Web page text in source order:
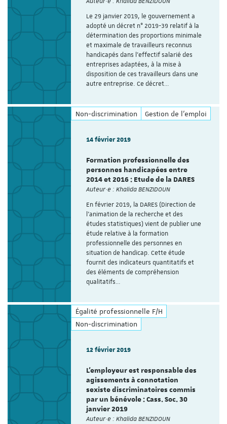
Le 29 janvier 2019, le gouvernement a
adopté un décret n° 2019-39 relatif à la
détermination des proportions minimale
et maximale de travailleurs reconnus
handicapés dans l’effectif salarié des
entreprises adaptées, à la mise à
disposition de ces travailleurs dans une
autre entreprise. Ce décret…
Non-discrimination Gestion de l'emploi
14 février 2019
Formation professionnelle des
personnes handicapées entre
2014 et 2016 : Etude de la DARES
Auteur·e : Khalida BENZIDOUN
En février 2019, la DARES (Direction de
l’animation de la recherche et des
études statistiques) vient de publier une
étude relative à la formation
professionnelle des personnes en
situation de handicap. Cette étude
fournit des indicateurs quantitatifs et
des éléments de compréhension
qualitatifs…
Égalité professionnelle F/H
Non-discrimination
12 février 2019
L’employeur est responsable des
agissements à connotation
sexiste discriminatoires commis
par un bénévole : Cass. Soc. 30
janvier 2019
Auteur·e : Khalida BENZIDOUN